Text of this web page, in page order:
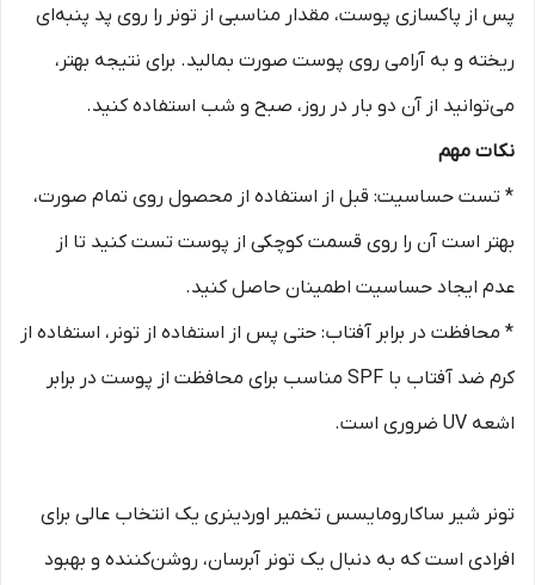
پس از پاکسازی پوست، مقدار مناسبی از تونر را روی پد پنبه‌ای
ریخته و به آرامی روی پوست صورت بمالید. برای نتیجه بهتر،
می‌توانید از آن دو بار در روز، صبح و شب استفاده کنید.
نکات مهم
* تست حساسیت: قبل از استفاده از محصول روی تمام صورت،
بهتر است آن را روی قسمت کوچکی از پوست تست کنید تا از
عدم ایجاد حساسیت اطمینان حاصل کنید.
* محافظت در برابر آفتاب: حتی پس از استفاده از تونر، استفاده از
کرم ضد آفتاب با SPF مناسب برای محافظت از پوست در برابر
اشعه UV ضروری است.
تونر شیر ساکارومایسس تخمیر اوردینری یک انتخاب عالی برای
افرادی است که به دنبال یک تونر آبرسان، روشن‌کننده و بهبود